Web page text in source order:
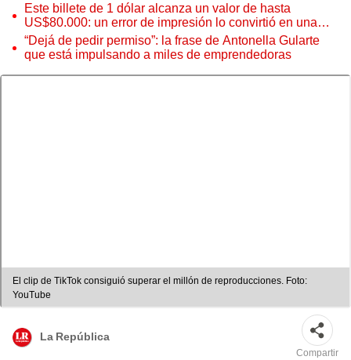
Este billete de 1 dólar alcanza un valor de hasta
US$80.000: un error de impresión lo convirtió en una
pieza única que hoy buscan coleccionistas de todo el
mundo
“Dejá de pedir permiso”: la frase de Antonella Gularte
que está impulsando a miles de emprendedoras
El clip de TikTok consiguió superar el millón de reproducciones. Foto:
YouTube
La República
Compartir